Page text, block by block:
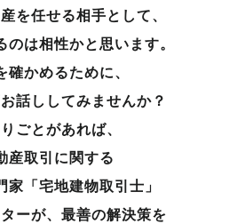
を任せる相手として、
のは相性かと思います。
確かめるために、
話ししてみませんか？
ごとがあれば、
産取引に関する
家「宅地建物取引士」
ーが、 最善の解決策を